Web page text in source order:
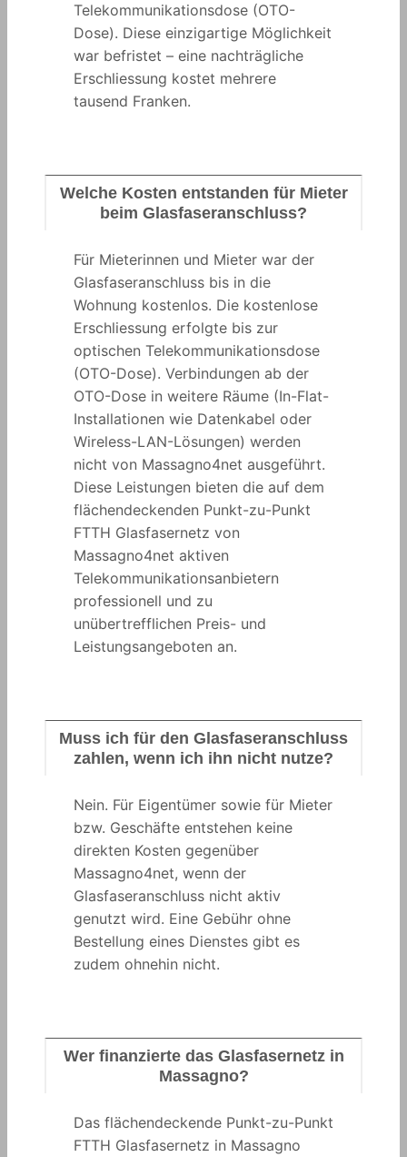
Telekommunikationsdose (OTO-
Dose). Diese einzigartige Möglichkeit
war befristet – eine nachträgliche
Erschliessung kostet mehrere
tausend Franken.
Welche Kosten entstanden für Mieter
beim Glasfaseranschluss?
Für Mieterinnen und Mieter war der
Glasfaseranschluss bis in die
Wohnung kostenlos. Die kostenlose
Erschliessung erfolgte bis zur
optischen Telekommunikationsdose
(OTO-Dose). Verbindungen ab der
OTO-Dose in weitere Räume (In-Flat-
Installationen wie Datenkabel oder
Wireless-LAN-Lösungen) werden
nicht von Massagno4net ausgeführt.
Diese Leistungen bieten die auf dem
flächendeckenden Punkt-zu-Punkt
FTTH Glasfasernetz von
Massagno4net aktiven
Telekommunikationsanbietern
professionell und zu
unübertrefflichen Preis- und
Leistungsangeboten an.
Muss ich für den Glasfaseranschluss
zahlen, wenn ich ihn nicht nutze?
Nein. Für Eigentümer sowie für Mieter
bzw. Geschäfte entstehen keine
direkten Kosten gegenüber
Massagno4net, wenn der
Glasfaseranschluss nicht aktiv
genutzt wird. Eine Gebühr ohne
Bestellung eines Dienstes gibt es
zudem ohnehin nicht.
Wer finanzierte das Glasfasernetz in
Massagno?
Das flächendeckende Punkt-zu-Punkt
FTTH Glasfasernetz in Massagno